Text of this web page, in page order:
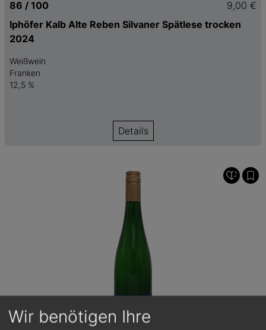
86 / 100
9,00 €
Iphöfer Kalb Alte Reben Silvaner Spätlese trocken
2024
Weißwein
Franken
12,5 %
Details
Wir benötigen Ihre